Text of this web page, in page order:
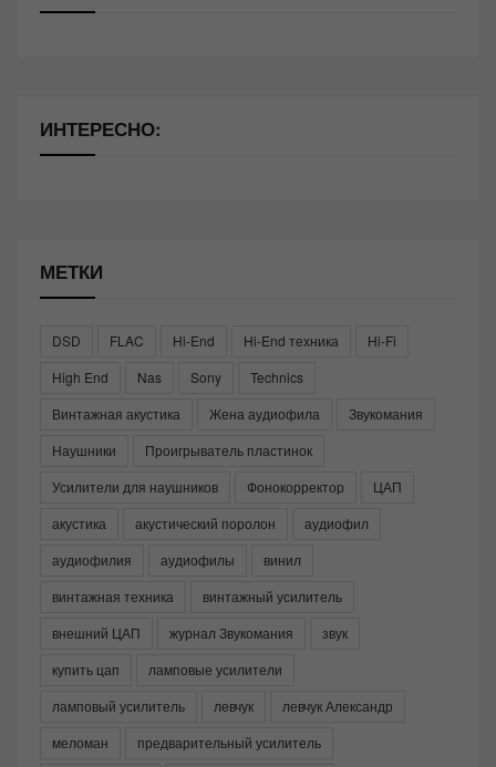
ИНТЕРЕСНО:
МЕТКИ
DSD FLAC Hi-End Hi-End техника
Hi-Fi
High End
Nas Sony
Technics
Винтажная акустика
Жена аудиофила
Звукомания
Наушники
Проигрыватель пластинок
Усилители для наушников
Фонокорректор
ЦАП
акустика
акустический поролон
аудиофил
аудиофилия
аудиофилы
винил
винтажная техника
винтажный усилитель
внешний ЦАП
журнал Звукомания
звук
купить цап
ламповые усилители
ламповый усилитель
левчук
левчук Александр
меломан
предварительный усилитель